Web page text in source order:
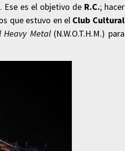
Ese es el objetivo de R.C.; hacer
que estuvo en el Club Cultural
Heavy Metal(N.W.O.T.H.M.) para